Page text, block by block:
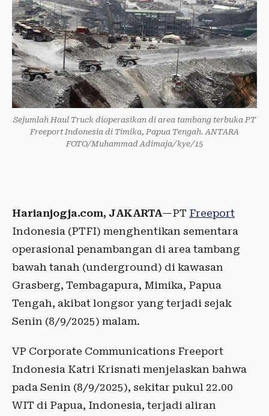
Sejumlah Haul Truck dioperasikan di area tambang terbuka PT
Freeport Indonesia di Timika, Papua Tengah. ANTARA
FOTO/Muhammad Adimaja/kye/15
Harianjogja.com, JAKARTA—PT Freeport
Indonesia (PTFI) menghentikan sementara
operasional penambangan di area tambang
bawah tanah (underground) di kawasan
Grasberg, Tembagapura, Mimika, Papua
Tengah, akibat longsor yang terjadi sejak
Senin (8/9/2025) malam.
VP Corporate Communications Freeport
Indonesia Katri Krisnati menjelaskan bahwa
pada Senin (8/9/2025), sekitar pukul 22.00
WIT di Papua, Indonesia, terjadi aliran